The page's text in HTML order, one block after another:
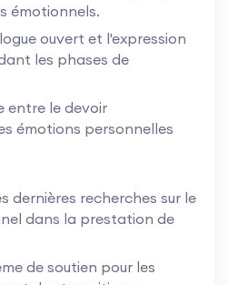
émotionnels.
ouvert et l'expression
les phases de
entre le devoir
émotions personnelles
dernières recherches sur le
dans la prestation de
de soutien pour les